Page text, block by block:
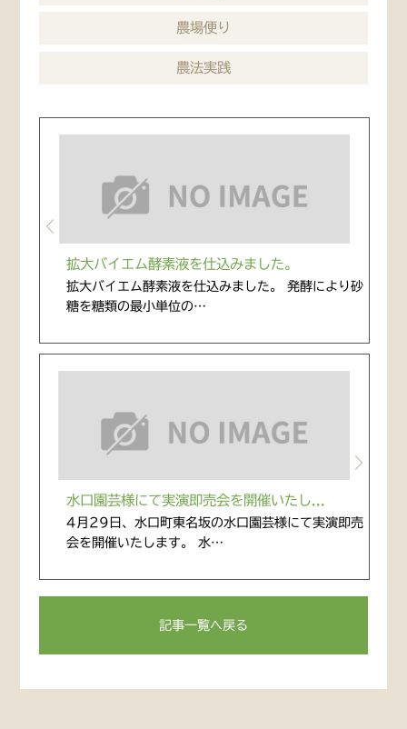
農場便り
農法実践
拡大バイエム酵素液を仕込みました。
拡大バイエム酵素液を仕込みました。 発酵により砂
糖を糖類の最小単位の…
水口園芸様にて実演即売会を開催いたし...
4月29日、水口町東名坂の水口園芸様にて実演即売
会を開催いたします。 水…
記事一覧へ戻る